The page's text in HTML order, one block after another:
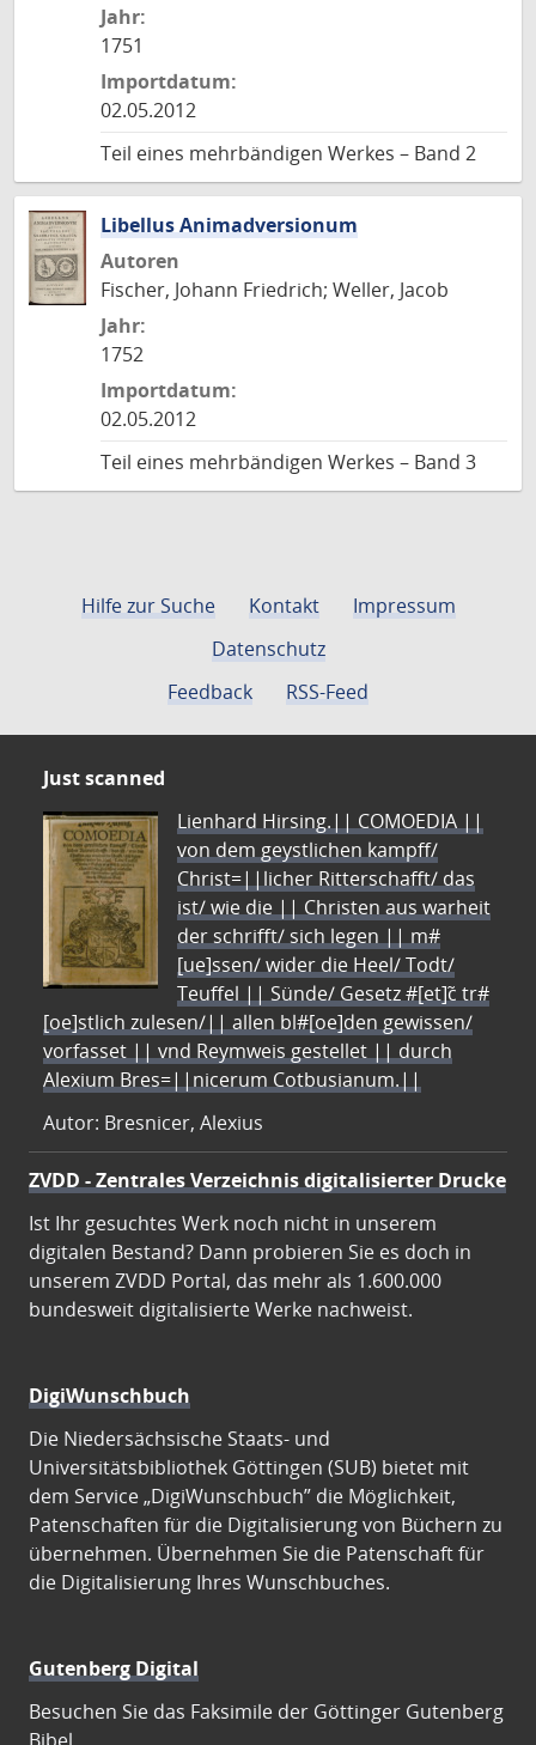
Jahr:
1751
Importdatum:
02.05.2012
Teil eines mehrbändigen Werkes – Band 2
Libellus Animadversionum
Autoren
Fischer, Johann Friedrich; Weller, Jacob
Jahr:
1752
Importdatum:
02.05.2012
Teil eines mehrbändigen Werkes – Band 3
Hilfe zur Suche Kontakt
Impressum
Datenschutz
Feedback
RSS-Feed
Just scanned
Lienhard Hirsing.|| COMOEDIA ||
von dem geystlichen kampff/
Christ=||licher Ritterschafft/ das
ist/ wie die || Christen aus warheit
der schrifft/ sich legen || m#
[ue]ssen/ wider die Heel/ Todt/
Teuffel || Sünde/ Gesetz #[et]c̃ tr#
[oe]stlich zulesen/|| allen bl#[oe]den gewissen/
vorfasset || vnd Reymweis gestellet || durch
Alexium Bres=||nicerum Cotbusianum.||
Autor: Bresnicer, Alexius
ZVDD - Zentrales Verzeichnis digitalisierter Drucke
Ist Ihr gesuchtes Werk noch nicht in unserem
digitalen Bestand? Dann probieren Sie es doch in
unserem ZVDD Portal, das mehr als 1.600.000
bundesweit digitalisierte Werke nachweist.
DigiWunschbuch
Die Niedersächsische Staats- und
Universitätsbibliothek Göttingen (SUB) bietet mit
dem Service „DigiWunschbuch” die Möglichkeit,
Patenschaften für die Digitalisierung von Büchern zu
übernehmen. Übernehmen Sie die Patenschaft für
die Digitalisierung Ihres Wunschbuches.
Gutenberg Digital
Besuchen Sie das Faksimile der Göttinger Gutenberg